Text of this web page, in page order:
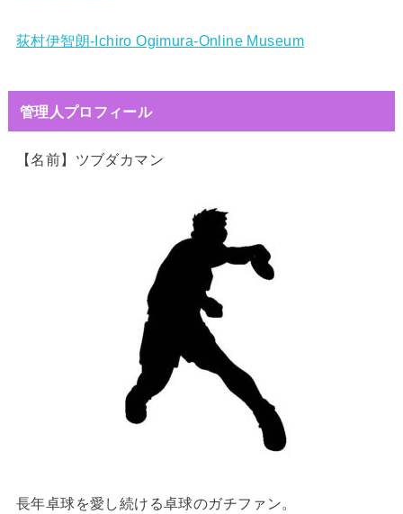
荻村伊智朗-Ichiro Ogimura-Online Museum
管理人プロフィール
【名前】ツブダカマン
長年卓球を愛し続ける卓球のガチファン。